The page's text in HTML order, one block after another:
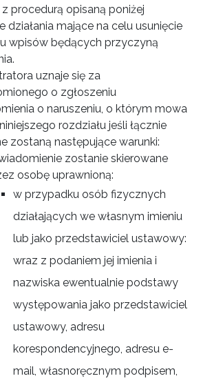
procedurą opisaną poniżej
działania mające na celu usunięcie
wpisów będących przyczyną
uznaje się za
o zgłoszeniu
o naruszeniu, o którym mowa
rozdziału jeśli łącznie
zostaną następujące warunki:
zostanie skierowane
osobę uprawnioną:
w przypadku osób fizycznych
działających we własnym imieniu
lub jako przedstawiciel ustawowy:
wraz z podaniem jej imienia i
nazwiska ewentualnie podstawy
występowania jako przedstawiciel
ustawowy, adresu
korespondencyjnego, adresu e-
mail, własnoręcznym podpisem,